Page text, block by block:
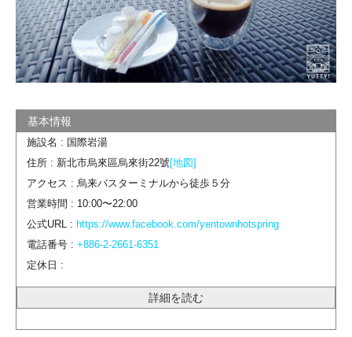
施設名 : 国際岩湯
住所 : 新北市烏來區烏來街22號[地図]
アクセス : 烏来バスターミナルから徒歩５分
営業時間 : 10:00〜22:00
公式URL : https://www.facebook.com/yentownhotspring
電話番号 : +886-2-2661-6351
定休日 :
詳細を読む